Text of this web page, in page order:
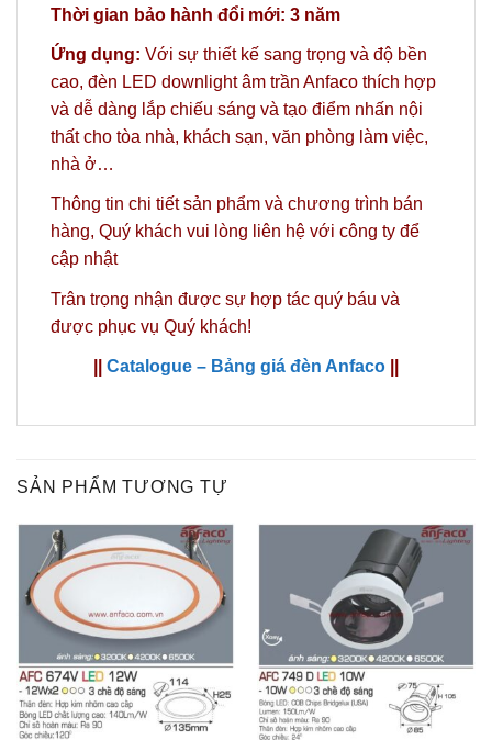
Thời gian bảo hành đổi mới: 3 năm
Ứng dụng: Với sự thiết kế sang trọng và độ bền
cao, đèn LED downlight âm trần Anfaco thích hợp
và dễ dàng lắp chiếu sáng và tạo điểm nhấn nội
thất cho tòa nhà, khách sạn, văn phòng làm việc,
nhà ở…
Thông tin chi tiết sản phẩm và chương trình bán
hàng, Quý khách vui lòng liên hệ với công ty để
cập nhật
Trân trọng nhận được sự hợp tác quý báu và
được phục vụ Quý khách!
Catalogue – Bảng giá đèn Anfaco
SẢN PHẨM TƯƠNG TỰ